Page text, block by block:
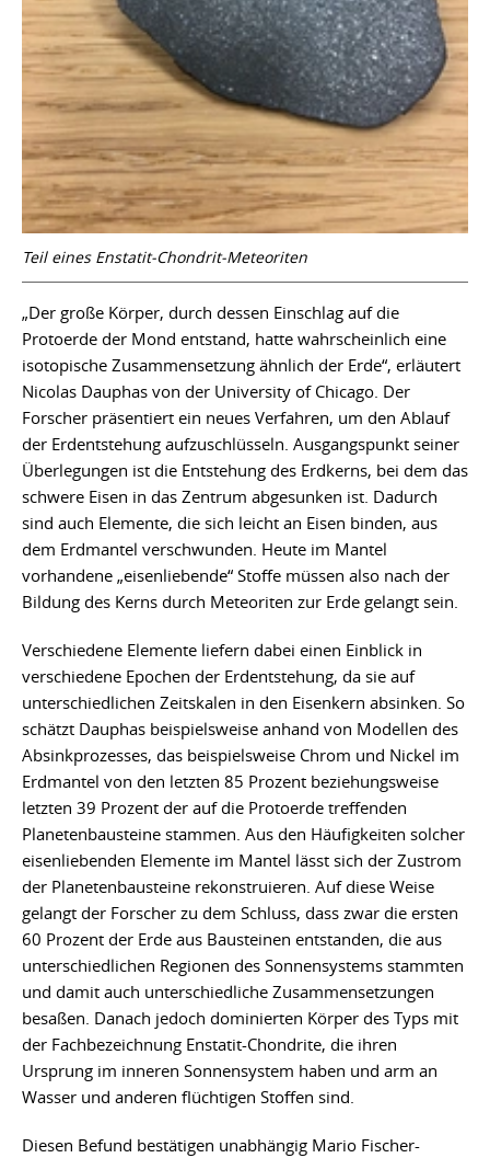
Teil eines Enstatit-Chondrit-Meteoriten
„Der große Körper, durch dessen Einschlag auf die
Protoerde der Mond entstand, hatte wahrscheinlich eine
isotopische Zusammensetzung ähnlich der Erde“, erläutert
Nicolas Dauphas von der University of Chicago. Der
Forscher präsentiert ein neues Verfahren, um den Ablauf
der Erdentstehung aufzuschlüsseln. Ausgangspunkt seiner
Überlegungen ist die Entstehung des Erdkerns, bei dem das
schwere Eisen in das Zentrum abgesunken ist. Dadurch
sind auch Elemente, die sich leicht an Eisen binden, aus
dem Erdmantel verschwunden. Heute im Mantel
vorhandene „eisenliebende“ Stoffe müssen also nach der
Bildung des Kerns durch Meteoriten zur Erde gelangt sein.
Verschiedene Elemente liefern dabei einen Einblick in
verschiedene Epochen der Erdentstehung, da sie auf
unterschiedlichen Zeitskalen in den Eisenkern absinken. So
schätzt Dauphas beispielsweise anhand von Modellen des
Absinkprozesses, das beispielsweise Chrom und Nickel im
Erdmantel von den letzten 85 Prozent beziehungsweise
letzten 39 Prozent der auf die Protoerde treffenden
Planetenbausteine stammen. Aus den Häufigkeiten solcher
eisenliebenden Elemente im Mantel lässt sich der Zustrom
der Planetenbausteine rekonstruieren. Auf diese Weise
gelangt der Forscher zu dem Schluss, dass zwar die ersten
60 Prozent der Erde aus Bausteinen entstanden, die aus
unterschiedlichen Regionen des Sonnensystems stammten
und damit auch unterschiedliche Zusammensetzungen
besaßen. Danach jedoch dominierten Körper des Typs mit
der Fachbezeichnung Enstatit-Chondrite, die ihren
Ursprung im inneren Sonnensystem haben und arm an
Wasser und anderen flüchtigen Stoffen sind.
Diesen Befund bestätigen unabhängig Mario Fischer-